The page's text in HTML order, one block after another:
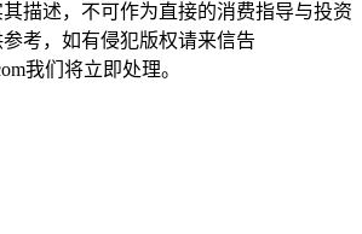
描述，不可作为直接的消费指导与投资
考，如有侵犯版权请来信告
我们将立即处理。